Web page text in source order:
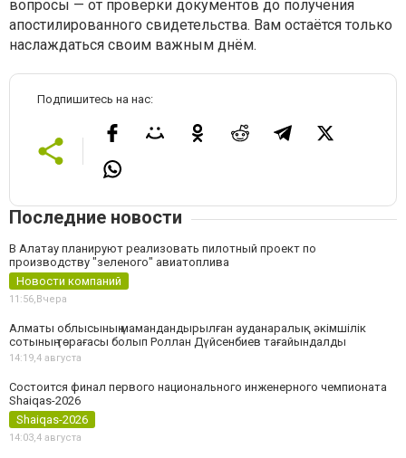
вопросы — от проверки документов до получения
апостилированного свидетельства. Вам остаётся только
наслаждаться своим важным днём.
Подпишитесь на нас:
Последние новости
В Алатау планируют реализовать пилотный проект по
производству "зеленого" авиатоплива
Новости компаний
11:56, Вчера
Алматы облысының мамандандырылған ауданаралық әкімшілік
сотының төрағасы болып Роллан Дүйсенбиев тағайындалды
14:19,4 августа
Состоится финал первого национального инженерного чемпионата
Shaiqas-2026
Shaiqas-2026
14:03,4 августа